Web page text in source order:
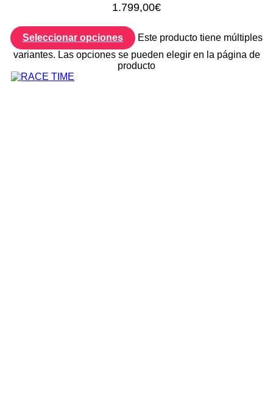
1.799,00€
Seleccionar opciones
Este producto tiene múltiples
variantes. Las opciones se pueden elegir en la página de
producto